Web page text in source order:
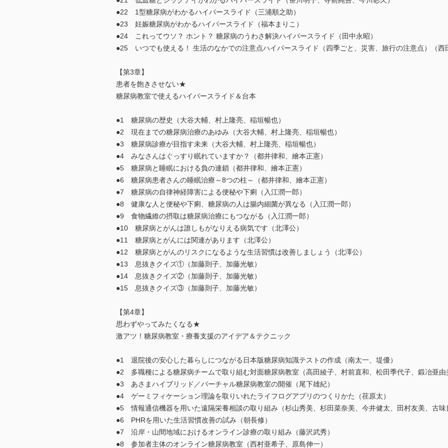
●22 1型糖尿病がわかるハイパースライド（三浦順之助）
●23 妊娠糖尿病がわかるハイパースライド（福本まりこ）
●24 これってウソ？ ホント？ 糖尿病のうわさ解決ハイパースライド（田中永昭）
●25 いつでも使える！ 生活のなかでの注意点ハイパースライド（四季ごと、災害、旅行の注意点）（西
【第3章】
患者を飽きさせない★
糖尿病教室で使えるハイパースライド＆台本
●1 糖尿病の歴史（大谷大輔、村上隆亮、稲垣暢也）
●2 現在までの糖尿病治療のあゆみ（大谷大輔、村上隆亮、稲垣暢也）
●3 糖尿病診療が目指す未来（大谷大輔、村上隆亮、稲垣暢也）
●4 みなさんはぐっすり眠れていますか？（都井律和、繪本正憲）
●5 糖尿病と睡眠における負の連鎖（都井律和、繪本正憲）
●6 糖尿病患者さんの睡眠治療～8つの柱～（都井律和、繪本正憲）
●7 糖尿病の自律神経障害による便秘や下痢（入江潤一郎）
●8 健康な人と便秘や下痢、糖尿病の人は腸内細菌が異なる（入江潤一郎）
●9 食物繊維の摂取は糖尿病治療にもつながる（入江潤一郎）
●10 糖尿病とがんは誰しもがなりえる病気です（北澤公）
●11 糖尿病とがんには関連があります（北澤公）
●12 糖尿病とがんのリスクになるような生活習慣は改善しましょう（北澤公）
●13 息抜きクイズ①（加藤則子、加藤光敏）
●14 息抜きクイズ②（加藤則子、加藤光敏）
●15 息抜きクイズ③（加藤則子、加藤光敏）
【第4章】
思わずやってみたくなる★
激アツ！糖尿病教室・療養支援のアイデア＆テクニック
●1 退院後の安心した暮らしにつながる日本版糖尿病知識テストの作成（南太一、堤優）
●2 多職種による糖尿病チームで取り組む対面糖尿病教室（高田綾子、村前直和、松田季代子、鍛冶亜
●3 あさまハイブリッド／バーチャル糖尿病教室の開催（尾下雄紀）
●4 ゲーミフィケーション理論を取りいれたライフログアプリのつくりかた（荏原太）
●5 情報通信機器を用いた遠隔栄養相談の取り組み（杉山秀美、杉田菜奈美、今井健太、田村友美、古味
●6 PHRを用いた生活習慣改善の試み（朝長修）
●7 沿岸・山間地域におけるオンライン診療の取り組み（藤沢武秀）
●8 参加者主体のオンライン糖尿病教室（西村亜希子、原島伸一）